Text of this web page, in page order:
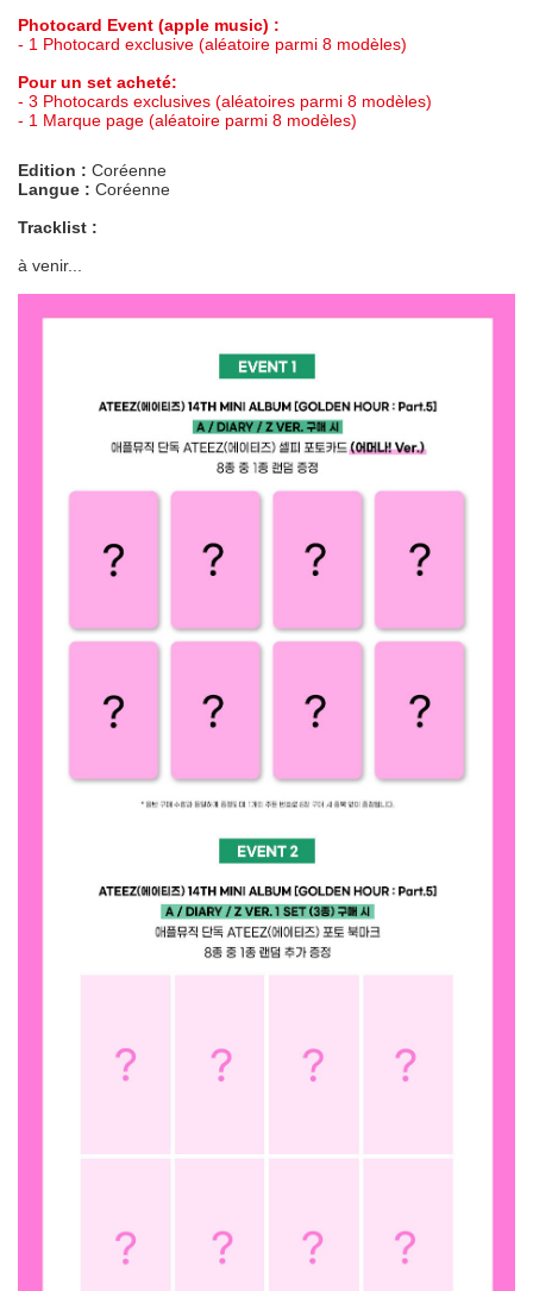
Photocard Event (apple music) :
- 1 Photocard exclusive (aléatoire parmi 8 modèles)
Pour un set acheté:
- 3 Photocards exclusives (aléatoires parmi 8 modèles)
- 1 Marque page (aléatoire parmi 8 modèles)
Edition : Coréenne
Langue : Coréenne
Tracklist :
à venir...